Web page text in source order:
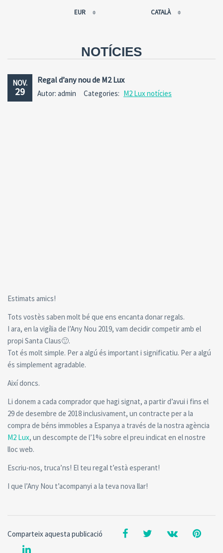
EUR
RUB
CNY
CATALÀ
ESPAÑOL
CATALÀ
NOTÍCIES
NOV.
29
Regal d’any nou de M2 Lux
Autor: admin Categories: M2 Lux notícies
Estimats amics!
Tots vostès saben molt bé que ens encanta donar regals.
I ara, en la vigília de l’Any Nou 2019, vam decidir competir amb el
propi Santa Claus🙂.
Tot és molt simple. Per a algú és important i significatiu. Per a algú
és simplement agradable.
Així doncs.
Li donem a cada comprador que hagi signat, a partir d’avui i fins el
29 de desembre de 2018 inclusivament, un contracte per a la
compra de béns immobles a Espanya a través de la nostra agència
M2 Lux, un descompte de l’1% sobre el preu indicat en el nostre
lloc web.
Escriu-nos, truca’ns! El teu regal t’està esperant!
I que l’Any Nou t’acompanyi a la teva nova llar!
Comparteix aquesta publicació